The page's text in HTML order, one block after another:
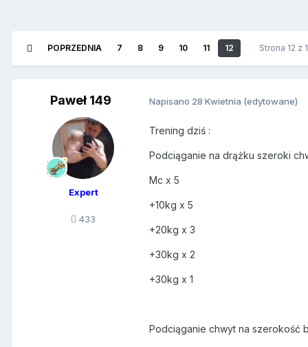
POPRZEDNIA 7 8 9 10 11 12 Strona 12 z
Paweł 149
Expert
433
Napisano 28 Kwietnia (edytowane)
Trening dziś :
Podciąganie na drążku szeroki
Mc x 5
+10kg x 5
+20kg x 3
+30kg x 2
+30kg x 1
Podciąganie chwyt na szerokość